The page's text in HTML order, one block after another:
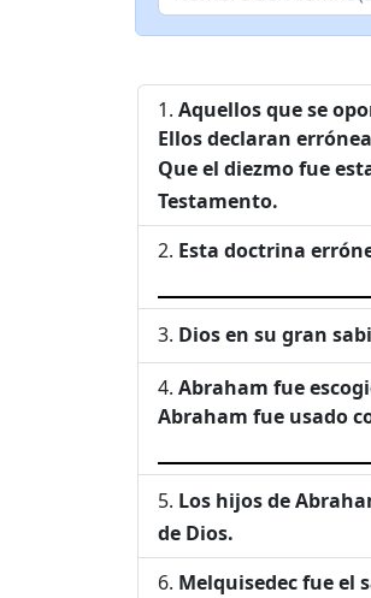
Aquellos que se
Ellos declaran
Que el diezmo fue
Testamento.
Esta doctrina
Dios en su gran
Abraham fue
Abraham fue usado
Los hijos de
de Dios.
Melquisedec fue el